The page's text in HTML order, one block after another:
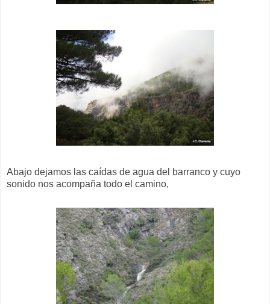
Abajo dejamos las caídas de agua del barranco y cuyo
sonido nos acompaña todo el camino,